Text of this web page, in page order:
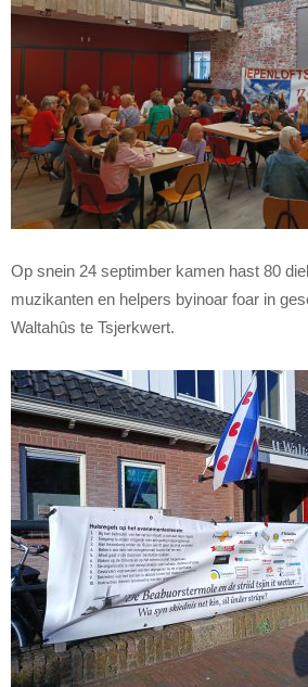
Op snein 24 septimber kamen hast 80
muzikanten en helpers byinoar foar in
Waltahûs te Tsjerkwert.